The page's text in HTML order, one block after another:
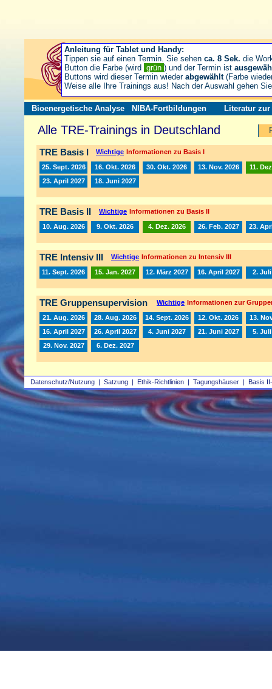
Datenschutz/Nutzung | Satzung | Ethik-Richtlinien | Tagungshäuser | Basis
Bioenergetische Analyse NIBA-Fortbildungen Literatur zur
Alle TRE-Trainings in Deutschland
TRE Basis I Wichtige Informationen zu Basis I
25. Sept. 2026 16. Okt. 2026 30. Okt. 2026 13. Nov. 2026
11.
23. April 2027
18. Juni 2027
TRE Basis II Wichtige Informationen zu Basis II
10. Aug. 2026 9. Okt. 2026 4. Dez. 2026 26. Feb. 2027 23.
TRE Intensiv III Wichtige Informationen zu Intensiv III
11. Sept. 2026 15. Jan. 2027 12. März 2027 16. April 2027 2. Juli
TRE Gruppensupervision Wichtige Informationen zur
21. Aug. 2026 28. Aug. 2026 14. Sept. 2026 12. Okt. 2026
13.
16. April 2027
26. April 2027 4. Juni 2027 21. Juni 2027
5. Juli
29. Nov. 2027
6. Dez. 2027
Anleitung für Tablet und Handy:
Tippen sie auf einen Termin. Sie sehen ca. 8 Sek. die
Button die Farbe (wird grün ) und der Termin ist
Buttons wird dieser Termin wieder abgewählt(Farbe
Weise alle Ihre Trainings aus! Nach der Auswahl gehen